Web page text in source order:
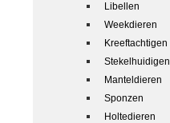
Libellen
Weekdieren
Kreeftachtigen
Stekelhuidigen
Manteldieren
Sponzen
Holtedieren